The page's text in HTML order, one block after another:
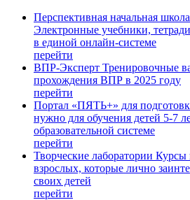
Перспективная начальная
Электронные учебники,
в единой онлайн-системе
перейти
ВПР-Эксперт Тренировочные
прохождения ВПР в 2025 году
перейти
Портал «ПЯТЬ+» для
нужно для обучения детей 5-7
образовательной системе
перейти
Творческие лаборатории Курсы
взрослых, которые лично
своих детей
перейти